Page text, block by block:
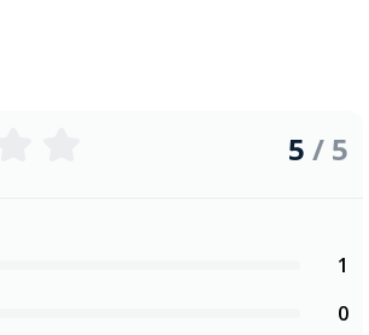
5 / 5
1
0